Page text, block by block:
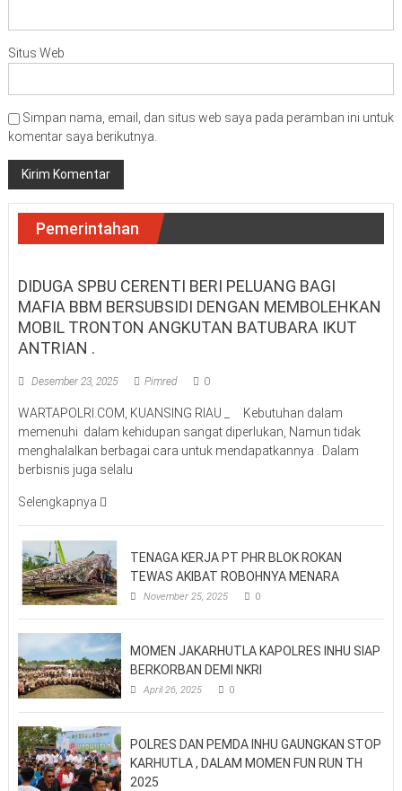
Situs Web
Simpan nama, email, dan situs web saya pada peramban ini untuk
komentar saya berikutnya.
Pemerintahan
DIDUGA SPBU CERENTI BERI PELUANG BAGI
MAFIA BBM BERSUBSIDI DENGAN MEMBOLEHKAN
MOBIL TRONTON ANGKUTAN BATUBARA IKUT
ANTRIAN .
Desember 23, 2025 Pimred 0
WARTAPOLRI.COM, KUANSING RIAU _ Kebutuhan dalam
memenuhi dalam kehidupan sangat diperlukan, Namun tidak
menghalalkan berbagai cara untuk mendapatkannya . Dalam
berbisnis juga selalu
Selengkapnya
TENAGA KERJA PT PHR BLOK ROKAN
TEWAS AKIBAT ROBOHNYA MENARA
November 25, 2025 0
MOMEN JAKARHUTLA KAPOLRES INHU SIAP
BERKORBAN DEMI NKRI
April 26, 2025 0
POLRES DAN PEMDA INHU GAUNGKAN STOP
KARHUTLA , DALAM MOMEN FUN RUN TH
2025